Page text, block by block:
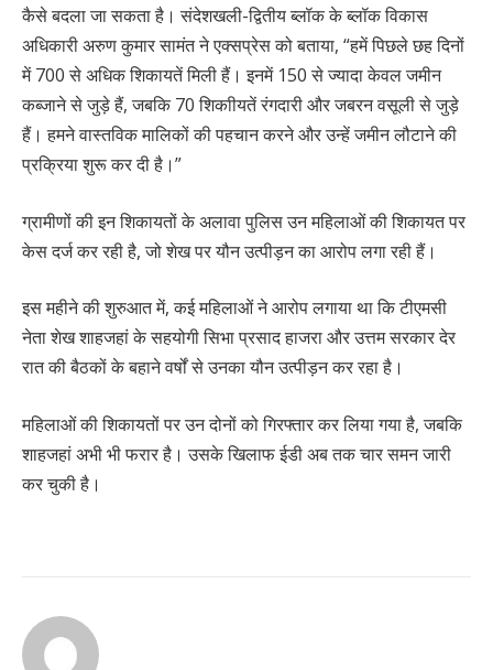
कैसे बदला जा सकता है। संदेशखली-द्वितीय ब्लॉक के ब्लॉक विकास
अधिकारी अरुण कुमार सामंत ने एक्सप्रेस को बताया, “हमें पिछले छह दिनों
में 700 से अधिक शिकायतें मिली हैं। इनमें 150 से ज्यादा केवल जमीन
कब्जाने से जुड़े हैं, जबकि 70 शिकाीयतें रंगदारी और जबरन वसूली से जुड़े
हैं। हमने वास्तविक मालिकों की पहचान करने और उन्हें जमीन लौटाने की
प्रक्रिया शुरू कर दी है।”
ग्रामीणों की इन शिकायतों के अलावा पुलिस उन महिलाओं की शिकायत पर
केस दर्ज कर रही है, जो शेख पर यौन उत्पीड़न का आरोप लगा रही हैं।
इस महीने की शुरुआत में, कई महिलाओं ने आरोप लगाया था कि टीएमसी
नेता शेख शाहजहां के सहयोगी सिभा प्रसाद हाजरा और उत्तम सरकार देर
रात की बैठकों के बहाने वर्षों से उनका यौन उत्पीड़न कर रहा है।
महिलाओं की शिकायतों पर उन दोनों को गिरफ्तार कर लिया गया है, जबकि
शाहजहां अभी भी फरार है। उसके खिलाफ ईडी अब तक चार समन जारी
कर चुकी है।